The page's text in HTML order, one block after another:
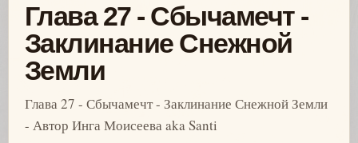
Глава 27 - Сбычамечт -
Заклинание Снежной
Земли
Глава 27 - Сбычамечт - Заклинание Снежной Земли
- Автор Инга Моисеева aka Santi